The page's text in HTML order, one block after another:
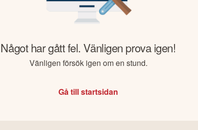
Något har gått fel. Vänligen prova igen!
Vänligen försök igen om en stund.
Gå till startsidan